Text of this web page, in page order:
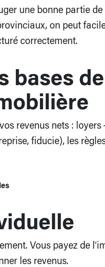
une bonne partie
on peut
correctement.
bases de
revenus nets : loyers
fiducie), les
Vous payez de
les revenus.